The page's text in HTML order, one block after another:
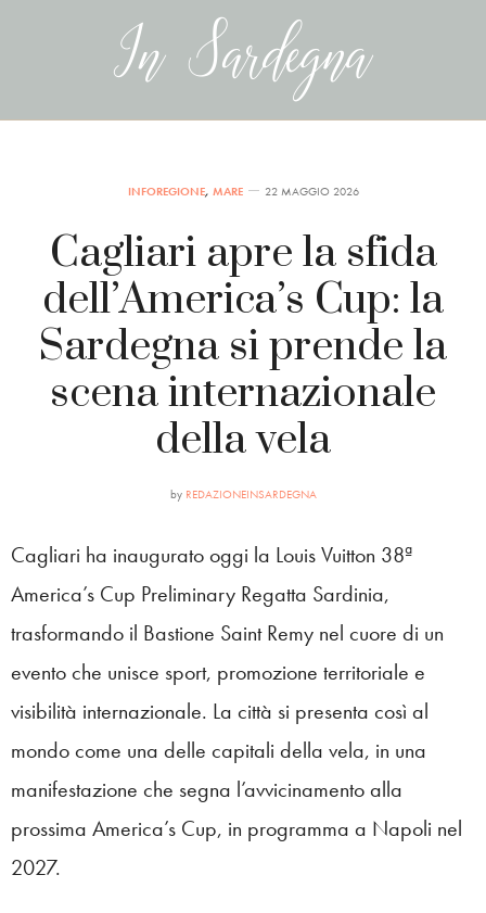
INFOREGIONE, MARE 22 MAGGIO 2026
Cagliari apre la sfida
dell’America’s Cup: la
Sardegna si prende la
scena internazionale
della vela
by REDAZIONEINSARDEGNA
Cagliari ha inaugurato oggi la Louis Vuitton 38ª
America’s Cup Preliminary Regatta Sardinia,
trasformando il Bastione Saint Remy nel cuore di un
evento che unisce sport, promozione territoriale e
visibilità internazionale. La città si presenta così al
mondo come una delle capitali della vela, in una
manifestazione che segna l’avvicinamento alla
prossima America’s Cup, in programma a Napoli nel
2027.